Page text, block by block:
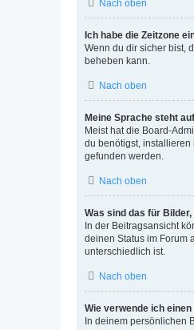
Nach oben
Ich habe die Zeitzone
Wenn du dir sicher bist,
beheben kann.
Nach oben
Meine Sprache steht
Meist hat die Board-
du benötigst, installieren
gefunden werden.
Nach oben
Was sind das für
In der Beitragsansicht
deinen Status im Forum
unterschiedlich ist.
Nach oben
Wie verwende ich
In deinem persönlichen